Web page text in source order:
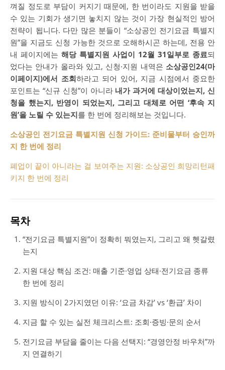
껴질 정도로 부담이 커지기 때문에, 한 번이라도 지원을 받을
수 있는 기회가 생기면 놓치지 않는 것이 가장 현실적인 방어
전략이 됩니다. 다만 많은 분들이 “소상공인 전기요금 특별지
원”을 지금도 신청 가능한 것으로 오해하시곤 하는데, 전용 안
내 페이지에는 해당 특별지원 사업이 12월 31일부로 종료되
었다는 안내가 올라와 있고, 신청·지원 내역은 소상공인24(마
이페이지)에서 조회하라고 되어 있어, 지금 시점에서 중요한
포인트는 “신규 신청”이 아니라 내가 과거에 대상이었는지, 신
청을 했는지, 반영이 되었는지, 그리고 대체로 어떤 ‘후속 지
원’을 노릴 수 있는지를 한 번에 정리해보는 것입니다.
소상공인 전기요금 특별지원 신청 가이드: 준비물부터 승인까
지 한 번에 정리
폐업이 끝이 아니라는 걸 보여주는 지원: 소상공인 희망리턴패
키지 한 번에 정리
목차
“전기요금 특별지원”이 정확히 뭐였는지, 그리고 왜 헷갈렸
는지
지원 대상 핵심 조건: 매출 기준·영업 상태·전기요금 종류
한 번에 정리
지원 방식이 2가지였던 이유: ‘요금 차감’ vs ‘환급’ 차이
지금 할 수 있는 실전 체크리스트: 조회·증빙·문의 순서
전기요금 부담을 줄이는 다음 선택지: “경영안정 바우처”까
지 연결하기